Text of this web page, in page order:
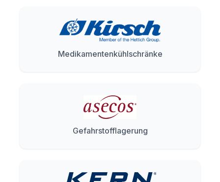
Medikamentenkühlschränke
Gefahrstofflagerung